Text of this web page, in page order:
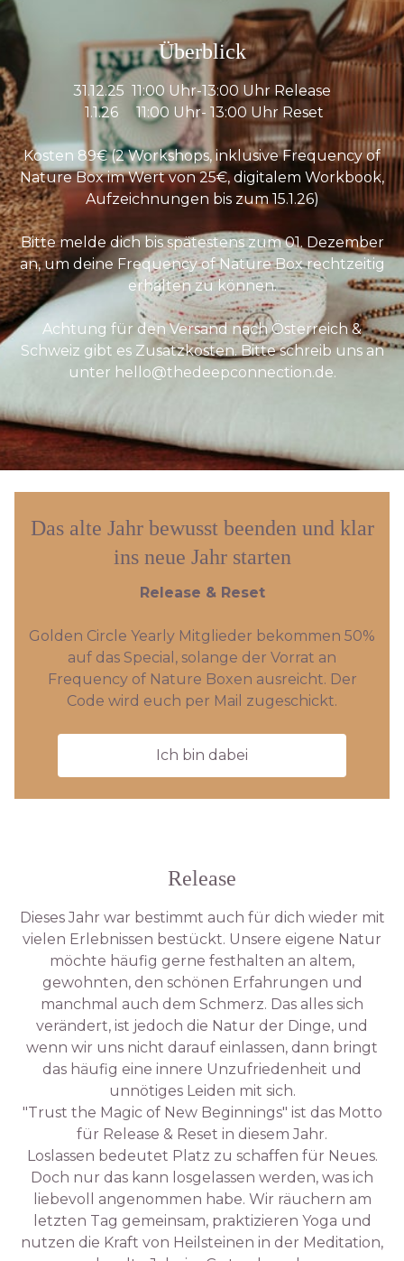
Überblick
31.12.25 11:00 Uhr-13:00 Uhr Release
1.1.26 11:00 Uhr- 13:00 Uhr Reset
Kosten 89€ (2 Workshops, inklusive Frequency of
Nature Box im Wert von 25€, digitalem Workbook,
Aufzeichnungen bis zum 15.1.26)
Bitte melde dich bis spätestens zum 01. Dezember
an, um deine Frequency of Nature Box rechtzeitig
erhalten zu können.
Achtung für den Versand nach Österreich &
Schweiz gibt es Zusatzkosten. Bitte schreib uns an
unter hello@thedeepconnection.de.
Das alte Jahr bewusst beenden und klar
ins neue Jahr starten
Release & Reset
Golden Circle Yearly Mitglieder bekommen 50%
auf das Special, solange der Vorrat an
Frequency of Nature Boxen ausreicht. Der
Code wird euch per Mail zugeschickt.
Ich bin dabei
Release
Dieses Jahr war bestimmt auch für dich wieder mit
vielen Erlebnissen bestückt. Unsere eigene Natur
möchte häufig gerne festhalten an altem,
gewohnten, den schönen Erfahrungen und
manchmal auch dem Schmerz. Das alles sich
verändert, ist jedoch die Natur der Dinge, und
wenn wir uns nicht darauf einlassen, dann bringt
das häufig eine innere Unzufriedenheit und
unnötiges Leiden mit sich.
"Trust the Magic of New Beginnings" ist das Motto
für Release & Reset in diesem Jahr.
Loslassen bedeutet Platz zu schaffen für Neues.
Doch nur das kann losgelassen werden, was ich
liebevoll angenommen habe. Wir räuchern am
letzten Tag gemeinsam, praktizieren Yoga und
nutzen die Kraft von Heilsteinen in der Meditation,